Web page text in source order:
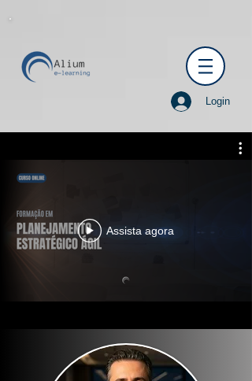
Login
Assista agora